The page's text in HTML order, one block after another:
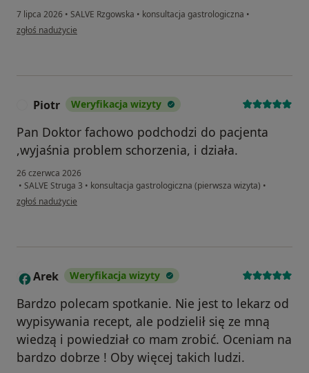
7 lipca 2026 • SALVE Rzgowska • konsultacja gastrologiczna •
w opinii użytkownika JG
zgłoś nadużycie
Piotr Weryfikacja wizyty
Pan Doktor fachowo podchodzi do pacjenta
,wyjaśnia problem schorzenia, i działa.
26 czerwca 2026
• SALVE Struga 3 • konsultacja gastrologiczna (pierwsza wizyta) •
w opinii użytkownika Piotr
zgłoś nadużycie
A Arek Weryfikacja wizyty
Bardzo polecam spotkanie. Nie jest to lekarz od
wypisywania recept, ale podzielił się ze mną
wiedzą i powiedział co mam zrobić. Oceniam na
bardzo dobrze ! Oby więcej takich ludzi.